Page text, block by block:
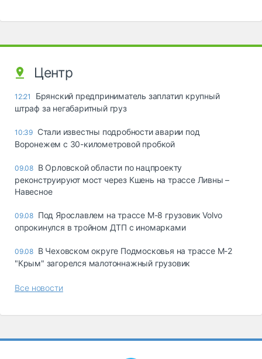
Центр
12:21
Брянский предприниматель заплатил крупный
штраф за негабаритный груз
10:39 Стали известны подробности аварии под
Воронежем с 30-километровой пробкой
09.08 В Орловской области по нацпроекту
реконструируют мост через Кшень на трассе Ливны –
Навесное
09.08 Под Ярославлем на трассе М-8 грузовик Volvo
опрокинулся в тройном ДТП с иномарками
09.08 В Чеховском округе Подмосковья на трассе М-2
"Крым" загорелся малотоннажный грузовик
Все новости